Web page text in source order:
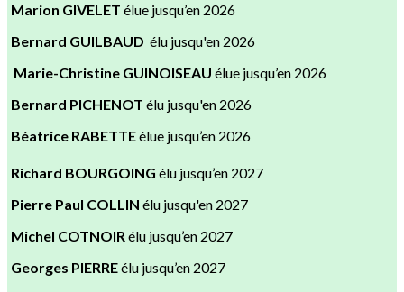
Marion GIVELET élue jusqu’en 2026
Bernard GUILBAUD élu jusqu'en 2026
Marie-Christine GUINOISEAU élue jusqu’en 2026
Bernard PICHENOT élu jusqu'en 2026
Béatrice RABETTEélue jusqu’en 2026
Richard BOURGOING élu jusqu’en 2027
Pierre Paul COLLIN élu jusqu'en 2027
Michel COTNOIRélu jusqu’en 2027
Georges PIERREélu jusqu’en 2027